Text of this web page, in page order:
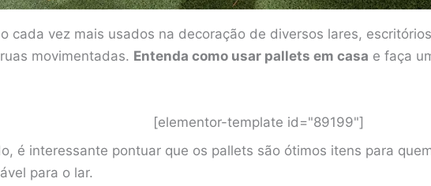
cada vez mais usados na decoração de diversos lares,
movimentadas. Entenda como usar pallets em casa e faça
[elementor-template id="89199"]
é interessante pontuar que os pallets são ótimos itens para
para o lar.